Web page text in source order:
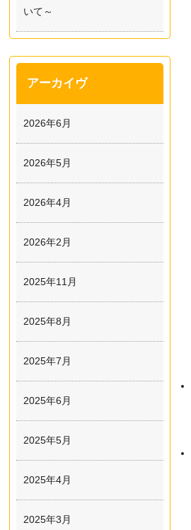
いて～
アーカイヴ
2026年6月
2026年5月
2026年4月
2026年2月
2025年11月
2025年8月
2025年7月
2025年6月
2025年5月
2025年4月
2025年3月